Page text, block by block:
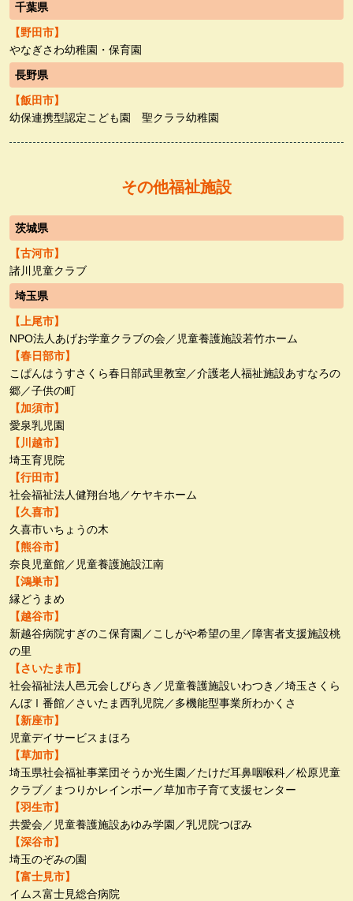
千葉県
【野田市】
やなぎさわ幼稚園・保育園
長野県
【飯田市】
幼保連携型認定こども園 聖クララ幼稚園
その他福祉施設
茨城県
【古河市】
諸川児童クラブ
埼玉県
【上尾市】
NPO法人あげお学童クラブの会／児童養護施設若竹ホーム
【春日部市】
こぱんはうすさくら春日部武里教室／介護老人福祉施設あすなろの
郷／子供の町
【加須市】
愛泉乳児園
【川越市】
埼玉育児院
【行田市】
社会福祉法人健翔台地／ケヤキホーム
【久喜市】
久喜市いちょうの木
【熊谷市】
奈良児童館／児童養護施設江南
【鴻巣市】
縁どうまめ
【越谷市】
新越谷病院すぎのこ保育園／こしがや希望の里／障害者支援施設桃
の里
【さいたま市】
社会福祉法人邑元会しびらき／児童養護施設いわつき／埼玉さくら
んぼⅠ番館／さいたま西乳児院／多機能型事業所わかくさ
【新座市】
児童デイサービスまほろ
【草加市】
埼玉県社会福祉事業団そうか光生園／たけだ耳鼻咽喉科／松原児童
クラブ／まつりかレインボー／草加市子育て支援センター
【羽生市】
共愛会／児童養護施設あゆみ学園／乳児院つぼみ
【深谷市】
埼玉のぞみの園
【富士見市】
イムス富士見総合病院